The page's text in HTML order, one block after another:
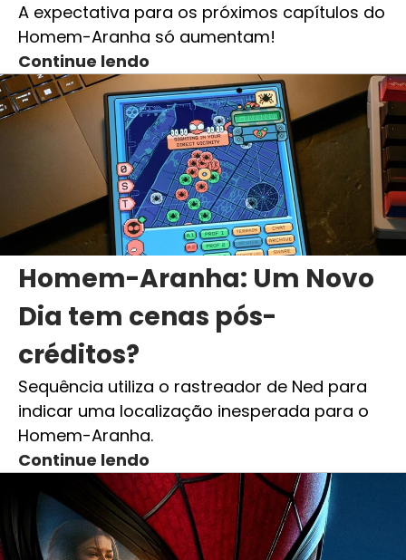
A expectativa para os próximos capítulos do
Homem-Aranha só aumentam!
Continue lendo
Homem-Aranha: Um Novo
Dia tem cenas pós-
créditos?
Sequência utiliza o rastreador de Ned para
indicar uma localização inesperada para o
Homem-Aranha.
Continue lendo